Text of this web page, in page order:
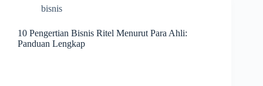
bisnis
10 Pengertian Bisnis Ritel Menurut Para Ahli:
Panduan Lengkap